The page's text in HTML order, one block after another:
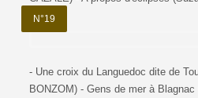
N°19
- Une croix du Languedoc dite de
BONZOM) - Gens de mer à